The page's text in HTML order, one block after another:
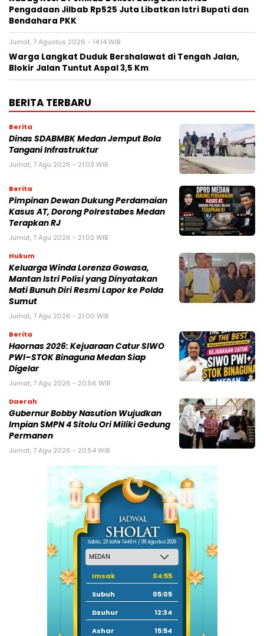
Pengadaan Jilbab Rp525 Juta Libatkan Istri Bupati dan
Bendahara PKK
Jumat, 7 Agustus 2026 - 14:14 WIB
Warga Langkat Duduk Bershalawat di Tengah Jalan,
Blokir Jalan Tuntut Aspal 3,5 Km
BERITA TERBARU
Berita
Dinas SDABMBK Medan Jemput Bola
Tangani Infrastruktur
Jumat, 7 Agu 2026 - 21:03 WIB
Berita
Pimpinan Dewan Dukung Perdamaian
Kasus AT, Dorong Polrestabes Medan
Terapkan RJ
Jumat, 7 Agu 2026 - 21:02 WIB
Hukum
Keluarga Winda Lorenza Gowasa,
Mantan Istri Polisi yang Dinyatakan
Mati Bunuh Diri Resmi Lapor ke Polda
Sumut
Jumat, 7 Agu 2026 - 21:00 WIB
Berita
Haornas 2026: Kejuaraan Catur SIWO
PWI–STOK Binaguna Medan Siap
Digelar
Jumat, 7 Agu 2026 - 20:56 WIB
Daerah
Gubernur Bobby Nasution Wujudkan
Impian SMPN 4 Sitolu Ori Miliki Gedung
Permanen
Jumat, 7 Agu 2026 - 20:54 WIB
Sabtu, 23 Safar 1448 H / 08 Agustus 2026
Imsak
04:55
Subuh
05:05
Dzuhur
12:34
Ashar
15:54